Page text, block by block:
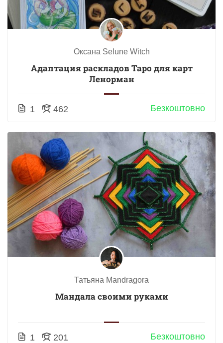
Оксана Selune Witch
Адаптация раскладов Таро для карт
Ленорман
1 462 Безкоштовно
Татьяна Mandragora
Мандала своими руками
1 201 Безкоштовно